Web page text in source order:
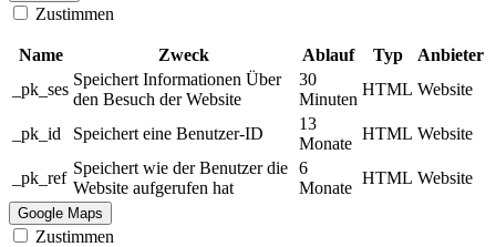
Zustimmen
Name Zweck Ablauf Typ
Anbieter
_pk_ses
Speichert Informationen Über
den Besuch der Website
30
Minuten
HTML Website
_pk_id Speichert eine Benutzer-ID
13
Monate
HTML Website
_pk_ref
Speichert wie der Benutzer die
Website aufgerufen hat
6
Monate
HTML Website
Google Maps
Zustimmen